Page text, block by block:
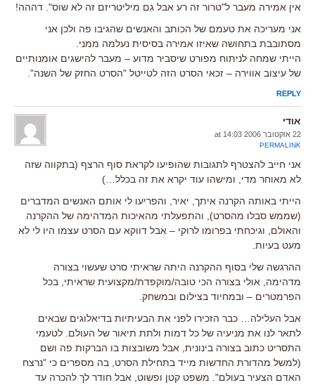
אין אמירה מעבר ל"טרור זה רע אבל גם מיליטריזם זה לא שוס". דההה!
אני מעריכה את טעמם של הכותב והאנשים שהגיבו פה ולכן אני
מסתובבת בתחושה שאיזו אמירה בסיסית נעלמה ממני.
הייתי שמחה לניתוח מפורט שיסביר מדוע – מעבר להישגים אומנותיים
של עיצוב אווירה – זכאי הסרט הזה לטייטל "הסרט החזק של השנה".
REPLY
אודי
22 אוקטובר 2006 at 14:03
PERMALINK
אני חייב להצטרף לתגובות שהופיעו לקראת סוף הרצף (בתקווה שזה
לא מאוחר מדי, ומישהו עוד יקרא את זה בכלל…)
הייתי באותה הקרנה איתך, יאיר, והפריעו לי אותם האנשים המדברים
(שממש סבלו מהסרט), והתפעלתי מהאיכות המדהימה של ההקרנה
והאולם, וגיכחתי בפרומו לרוקי – אבל דווקא עם הסרט עצמו היו לי לא
מעט בעיות.
ההרגשה שלי בסוף ההקרנה היתה שראיתי סרט שעשוי בצורה
מדהימה, אולי בצורה הכי טובה/מוקפדת/מקצועית שראיתי, בכל
הפרמטרים – ובמחיוד בצילום ובמשחק.
אבל העלילה… כבר הזכירו לפני את הבעיתיות בדיאלוגים שבאים
לתאר לנו את מניעיה של כל דמות ולתת תיאור של העולם. לטעמי
התסריט כתוב בצורה בינונית, אבל משובצות בו הברקות פה ושם
(למשל מהדורת החדשות מייד בתחילת הסרט, בה מספרים כי "נרצח
האדם הצעיר בעולם". משפט קטן ופשוט, אבל חודר לך להכרה עד